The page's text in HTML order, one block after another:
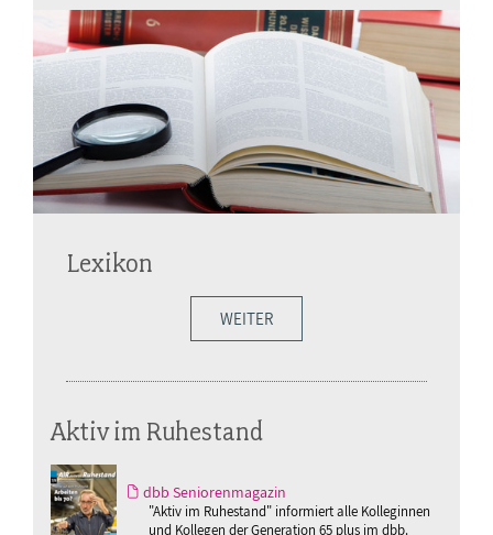
Lexikon
WEITER
Aktiv im Ruhestand
dbb Seniorenmagazin
"Aktiv im Ruhestand" informiert alle Kolleginnen
und Kollegen der Generation 65 plus im dbb.